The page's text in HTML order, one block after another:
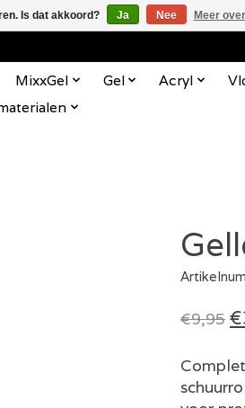
MixxGel Gel Acryl
€9,95
Is dat akkoord? Ja Nee Meer